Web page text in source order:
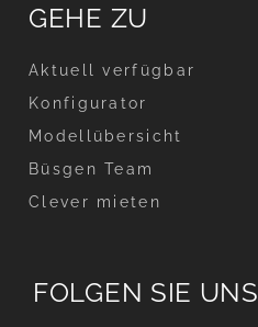
GEHE ZU
Aktuell verfügbar
Konfigurator
Modellübersicht
Büsgen Team
Clever mieten
FOLGEN SIE UNS